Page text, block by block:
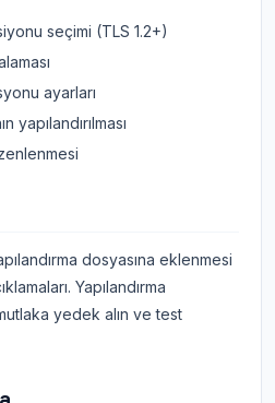
seçimi (TLS 1.2+)
ayarları
yapılandırılması
dosyasına eklenmesi
Yapılandırma
yedek alın ve test